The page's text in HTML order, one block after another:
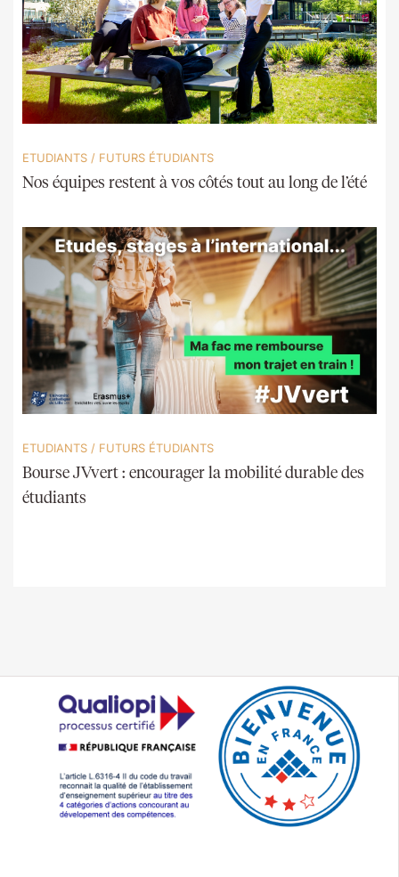
ETUDIANTS / FUTURS ÉTUDIANTS
Nos équipes restent à vos côtés tout au long de l’été
ETUDIANTS / FUTURS ÉTUDIANTS
Bourse JVvert : encourager la mobilité durable des
étudiants